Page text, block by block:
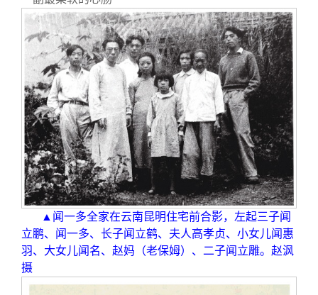
兴趣群体
西南联大校友会
捐赠方法
义工计划
我要订阅
新媒体平台
清华故事
青春风采
校友文苑
校友讲坛
校友视界
终身学习
信息化服务
三创大赛
实用信息
校友总会
总会简介
会长致辞
总会章程
理事会名单
制度法规
关闭
▲闻一多全家在云南昆明住宅前合影，左起三子闻
立鹏、闻一多、长子闻立鹤、夫人高孝贞、小女儿闻惠
羽、大女儿闻名、赵妈（老保姆）、二子闻立雕。赵沨
摄